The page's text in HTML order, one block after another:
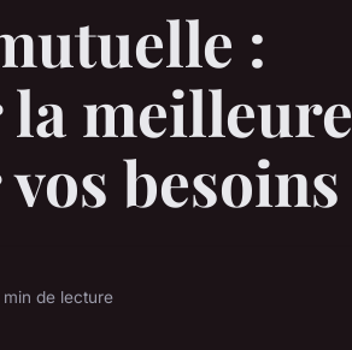
:
meilleure
besoins
min de lecture